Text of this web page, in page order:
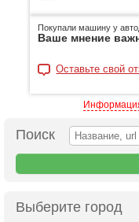
Покупали машину у
Ваше мнение
Оставьте свой
Поиск
Выберите город